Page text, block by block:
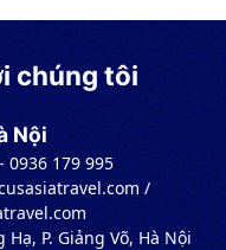
chúng tôi
Nội
179 995
/
Hạ, P. Giảng Võ, Hà Nội